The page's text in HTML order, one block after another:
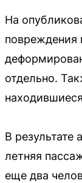
На
повреждения
отдельно.
В результате
летняя
еще два